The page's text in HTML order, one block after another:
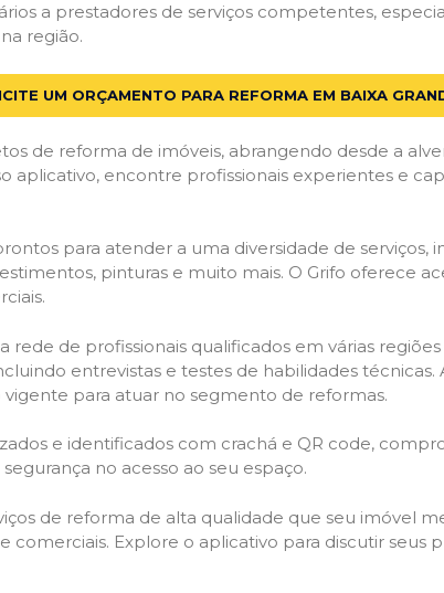
a prestadores de serviços competentes,
região.
UM ORÇAMENTO PARA REFORMA EM BAIXA
de reforma de imóveis, abrangendo desde a
aplicativo, encontre profissionais experientes e
para atender a uma diversidade de serviços,
pinturas e muito mais. O Grifo oferece
rede de profissionais qualificados em várias
entrevistas e testes de habilidades
vigente para atuar no segmento de reformas.
e identificados com crachá e QR code,
no acesso ao seu espaço.
de reforma de alta qualidade que seu imóvel
comerciais. Explore o aplicativo para discutir seus